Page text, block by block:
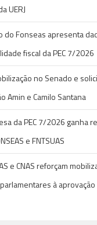
UERJ
do Fonseas apresenta
fiscal da PEC 7/2026
no Senado e
Amin e Camilo Santana
da PEC 7/2026 ganha
e FNTSUAS
e CNAS reforçam
à aprovação